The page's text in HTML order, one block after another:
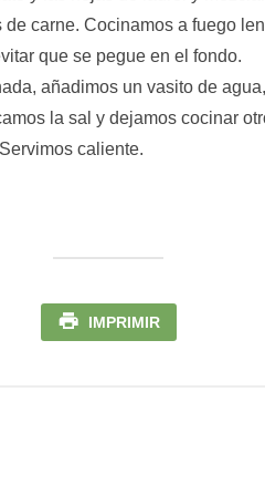
carne. Cocinamos a fuego
que se pegue en el fondo.
añadimos un vasito de
la sal y dejamos cocinar
caliente.
IMPRIMIR